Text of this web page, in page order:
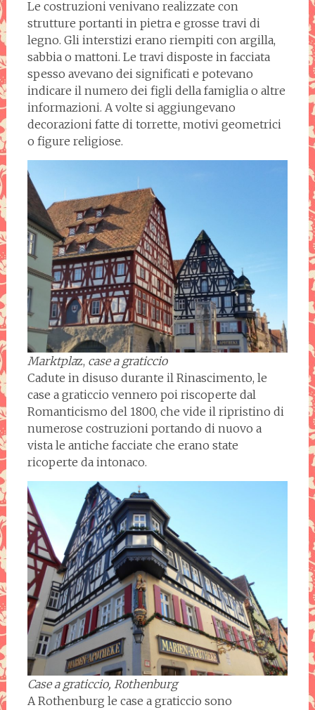
Le costruzioni venivano realizzate con
strutture portanti in pietra e grosse travi di
legno. Gli interstizi erano riempiti con argilla,
sabbia o mattoni. Le travi disposte in facciata
spesso avevano dei significati e potevano
indicare il numero dei figli della famiglia o altre
informazioni. A volte si aggiungevano
decorazioni fatte di torrette, motivi geometrici
o figure religiose.
Marktplaz, case a graticcio
Cadute in disuso durante il Rinascimento, le
case a graticcio vennero poi riscoperte dal
Romanticismo del 1800, che vide il ripristino di
numerose costruzioni portando di nuovo a
vista le antiche facciate che erano state
ricoperte da intonaco.
Case a graticcio, Rothenburg
A Rothenburg le case a graticcio sono